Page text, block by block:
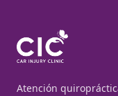
Atención